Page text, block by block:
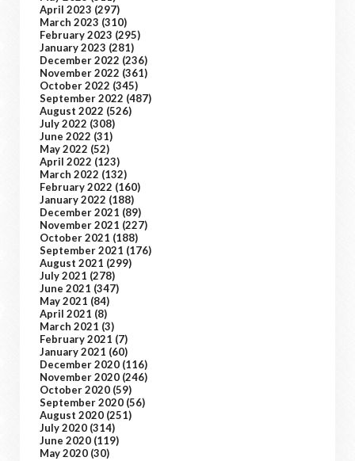
April 2023 (297)
March 2023 (310)
February 2023 (295)
January 2023 (281)
December 2022 (236)
November 2022 (361)
October 2022 (345)
September 2022 (487)
August 2022 (526)
July 2022 (308)
June 2022 (31)
May 2022 (52)
April 2022 (123)
March 2022 (132)
February 2022 (160)
January 2022 (188)
December 2021 (89)
November 2021 (227)
October 2021 (188)
September 2021 (176)
August 2021 (299)
July 2021 (278)
June 2021 (347)
May 2021 (84)
April 2021 (8)
March 2021 (3)
February 2021 (7)
January 2021 (60)
December 2020 (116)
November 2020 (246)
October 2020 (59)
September 2020 (56)
August 2020 (251)
July 2020 (314)
June 2020 (119)
May 2020 (30)